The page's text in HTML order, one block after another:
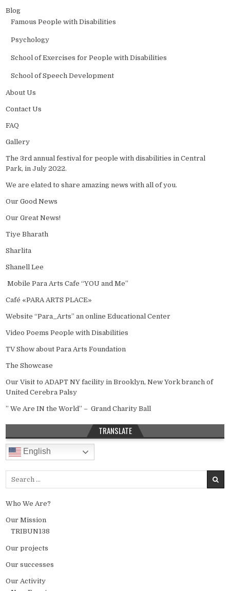
Blog
Famous People with Disabilities
Psychology
School of Exercises for People with Disabilities
School of Speech Development
About Us
Contact Us
FAQ
Gallery
The 3rd annual festival for people with disabilities in Central
Park, in July 2022.
We are elated to share amazing news with all of you.
Our Good News
Our Great News!
Tiye Bharath
Sharlita
Shanell Lee
Mobile Para Arts Cafe “YOU and Me”
Café «PARA ARTS PLACE»
Website “Para_Arts” an online Educational Center
Video Poems People with Disabilities
TV Show about Para Arts Foundation
The Showcase
Our Visit to ADAPT NY facility in Brooklyn, New York branch of
United Cerebra Palsy
” We Are IN the World” – Grand Charity Ball
TRANSLATE
English
Search for:
Who We Are?
Our Mission
TRIBUN138
Our projects
Our successes
Our Activity